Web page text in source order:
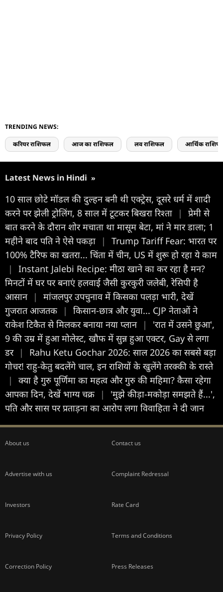
TRENDING NEWS:
करियर राशिफल आज का राशिफल लव राशिफल आर्थिक
Latest News in Hindi »
10 साल छोटे मॉडल की दुल्हन बनी थी एक्ट्रेस, दूसरे धर्म में शादी
करने पर झेली ट्रोलिंग, 8 साल में टूटकर बिखरा रिश्ता
|
प्रेमी से
बात करने के दौरान शोर मचाता था मासूम बेटा, मां ने मार डाला; 1
महीने बाद पति ने ऐसे पकड़ा
|
Trump Tariff Fear: भारत पर
100% टैरिफ का खतरा... चिंता में चीन, US में शुरू हो रहा ये काम
|
Instant Jalebi Recipe: मीठा खाने का कर रहा है मन?
मिनटों में घर पर बनाएं हलवाई जैसी कुरकुरी जलेबी, रेसिपी है
आसान |
मांजलपुर उपचुनाव में क‍िसका पलड़ा भारी, देखें
गुजरात आजतक
|
किसान-छात्र और युवा... CJP नेताओं ने
राकेश टिकैत से मिलकर बनाया नया प्लान |
'रात में उसने छुआ',
9 की उम्र में हुआ मोलेस्ट, खौफ में सुन्न हुआ एक्टर, Gay से लगा
डर |
Rahu Ketu Gochar 2026: साल 2026 का सबसे बड़ा
गोचर! राहु-केतु बदलेंगे चाल, इन राशियों के खुलेंगे तरक्की के रास्ते
|
क्या है गुरु पूर्ण‍िमा का महत्व और गुरु की मह‍िमा? कैसा रहेगा
आपका द‍िन, देखें भाग्य चक्र
|
'मुझे कीड़ा-मकोड़ा समझते हैं...',
पति और सास पर प्रताड़ना का आरोप लगा विवाहिता ने दी जान
About us Contact us
Advertise with us Complaint Redressal
Investors Rate Card
Privacy Policy Terms and Conditions
Correction Policy Press Releases